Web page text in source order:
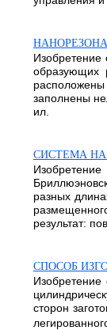
Изобретение
образующих
расположены
заполнены
ил.
СИСТЕМА
разных
результат:
СПОСОБ
Изобретение
сторон